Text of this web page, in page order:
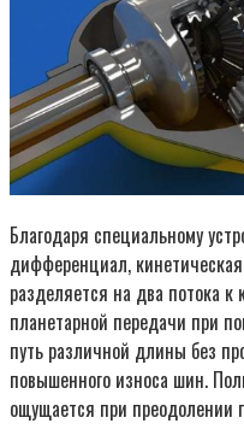
Благодаря специальному
дифференциал,
разделяется на два потока
планетарной передачи при
путь различной длины без
повышенного износа шин.
ощущается при преодолении